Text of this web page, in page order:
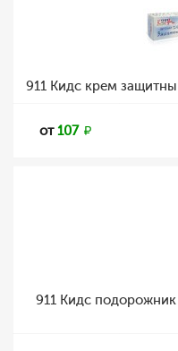
911 Кидс крем
от107
911 Кидс